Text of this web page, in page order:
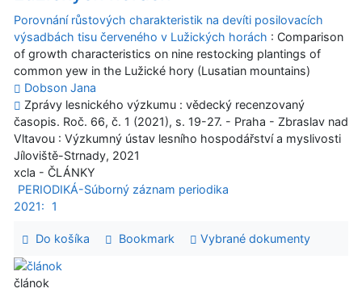
Porovnání růstových charakteristik na devíti posilovacích
výsadbách tisu červeného v Lužických horách : Comparison
of growth characteristics on nine restocking plantings of
common yew in the Lužické hory (Lusatian mountains)
Dobson Jana
Zprávy lesnického výzkumu : vědecký recenzovaný
časopis. Roč. 66, č. 1 (2021), s. 19-27. - Praha - Zbraslav nad
Vltavou : Výzkumný ústav lesního hospodářství a myslivosti
Jíloviště-Strnady, 2021
xcla - ČLÁNKY
PERIODIKÁ-Súborný záznam periodika
2021:
1
Do košíka Bookmark Vybrané dokumenty
článok